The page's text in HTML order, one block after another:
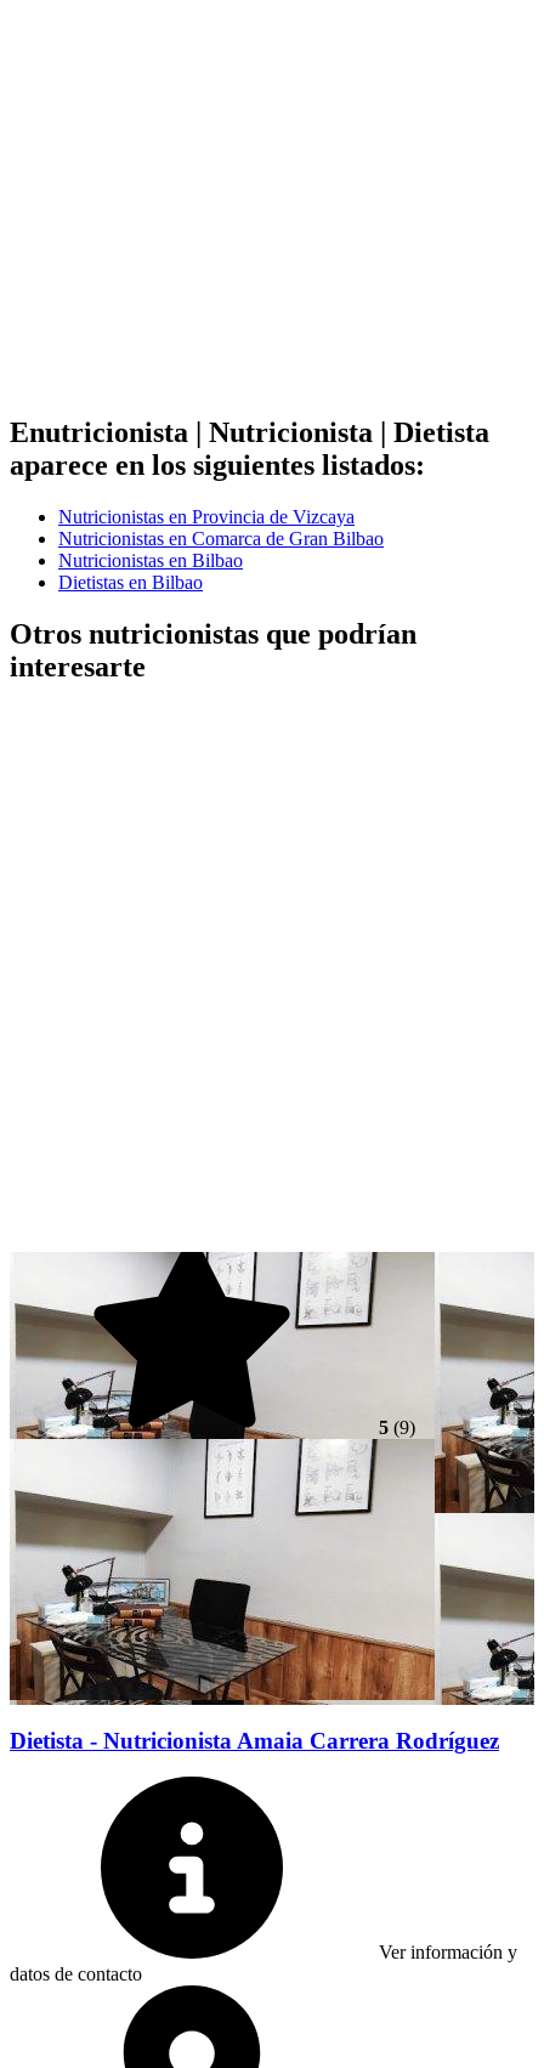
Enutricionista | Nutricionista | Dietista
aparece en los siguientes listados:
Nutricionistas en Provincia de Vizcaya
Nutricionistas en Comarca de Gran Bilbao
Nutricionistas en Bilbao
Dietistas en Bilbao
Otros nutricionistas que podrían
interesarte
5 (9)
Dietista - Nutricionista Amaia Carrera Rodríguez
Ver información y
datos de contacto